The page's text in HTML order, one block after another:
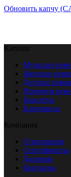
Обновить капчу
Каталог
Мужские
Женские
Детские
Премиум
Браслеты
Ключницы
Компания
О компании
Сертификаты
Дилерам
Контакты